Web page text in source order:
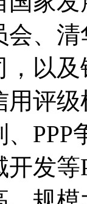
会、
，以
用评
PPP
发